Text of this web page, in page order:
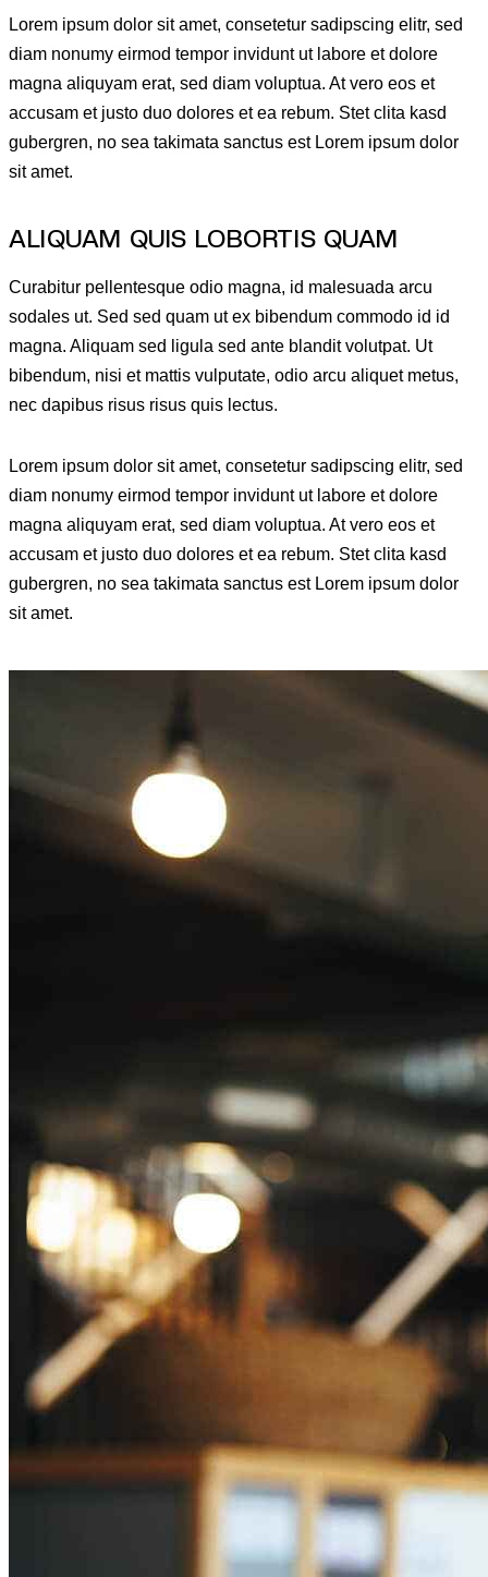
Lorem ipsum dolor sit amet, consetetur sadipscing elitr, sed
diam nonumy eirmod tempor invidunt ut labore et dolore
magna aliquyam erat, sed diam voluptua. At vero eos et
accusam et justo duo dolores et ea rebum. Stet clita kasd
gubergren, no sea takimata sanctus est Lorem ipsum dolor
sit amet.
ALIQUAM QUIS LOBORTIS QUAM
Curabitur pellentesque odio magna, id malesuada arcu
sodales ut. Sed sed quam ut ex bibendum commodo id id
magna. Aliquam sed ligula sed ante blandit volutpat. Ut
bibendum, nisi et mattis vulputate, odio arcu aliquet metus,
nec dapibus risus risus quis lectus.
Lorem ipsum dolor sit amet, consetetur sadipscing elitr, sed
diam nonumy eirmod tempor invidunt ut labore et dolore
magna aliquyam erat, sed diam voluptua. At vero eos et
accusam et justo duo dolores et ea rebum. Stet clita kasd
gubergren, no sea takimata sanctus est Lorem ipsum dolor
sit amet.